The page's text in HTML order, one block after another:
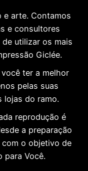
e arte. Contamos
e consultores
utilizar os mais
Giclée.
ter a melhor
pelas suas
lojas do ramo.
reprodução é
a preparação
com o objetivo de
para Você.